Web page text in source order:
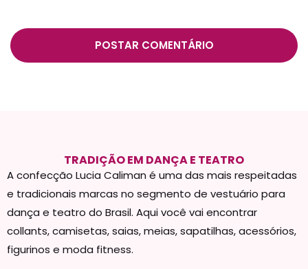
TRADIÇÃO EM DANÇA E TEATRO
A confecção Lucia Caliman é uma das mais respeitadas
e tradicionais marcas no segmento de vestuário para
dança e teatro do Brasil. Aqui você vai encontrar
collants, camisetas, saias, meias, sapatilhas, acessórios,
figurinos e moda fitness.